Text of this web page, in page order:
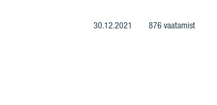
30.12.2021 876 vaatamist